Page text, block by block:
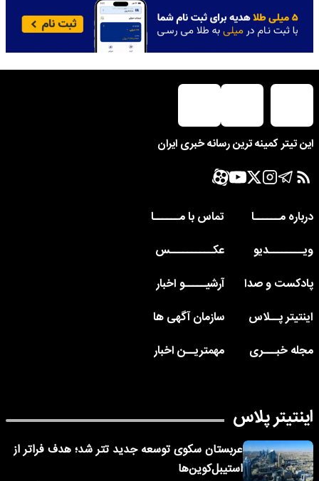
این تیتر کمینه ترین رسانه خبری ایران
درباره مــــــا
تماس با مــــــا
ویــــــــدیو
عکــــــــــس
پادکست و صدا
آرشیـــــو اخبار
اینتیتر پــلاس
سازمان آگهی ها
مجله خبـــری
مهمتریــن اخبار
اینتیتر پلاس
عربستان سکوی توسعه جدید تتر شد؛ هدف فراتر از
استیبل‌کوین‌ها